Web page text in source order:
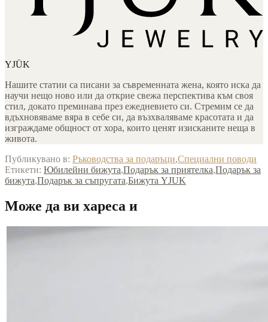
YJÜK
Нашите статии са писани за съвременната жена, която иска да
научи нещо ново или да открие свежа перспектива към своя
стил, докато преминава през ежедневието си. Стремим се да
вдъхновяваме вяра в себе си, да възхваляваме красотата и да
изграждаме общност от хора, които ценят изисканите неща в
живота.
Публикувано в: Ръководства за подаръци,Специални поводи
Етикети: Юбилейни бижута,Подарък за приятелка,Подарък за
бижута,Подарък за съпругата,Бижута YJUK
Може да ви хареса и